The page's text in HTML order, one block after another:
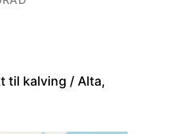
til kalving / Alta,